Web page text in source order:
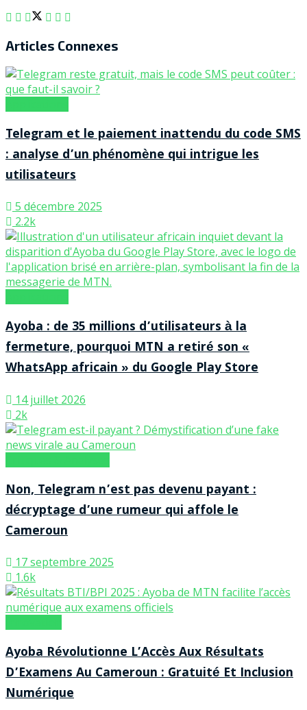
Articles Connexes
Telegram et le paiement inattendu du code SMS
: analyse d’un phénomène qui intrigue les
utilisateurs
5 décembre 2025
2.2k
Ayoba : de 35 millions d’utilisateurs à la
fermeture, pourquoi MTN a retiré son «
WhatsApp africain » du Google Play Store
14 juillet 2026
2k
Non, Telegram n’est pas devenu payant :
décryptage d’une rumeur qui affole le
Cameroun
17 septembre 2025
1.6k
Ayoba Révolutionne L’Accès Aux Résultats
D’Examens Au Cameroun : Gratuité Et Inclusion
Numérique